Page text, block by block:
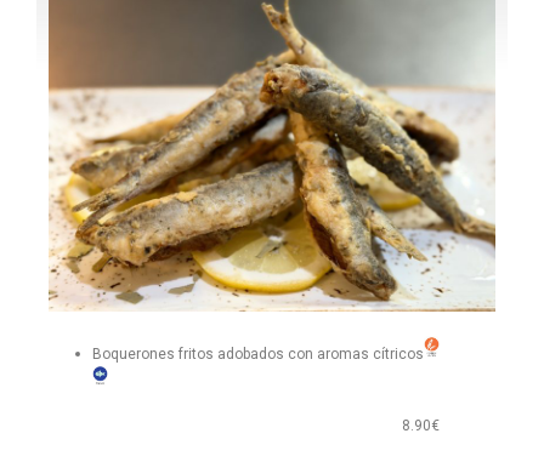
Boquerones fritos adobados con aromas cítricos
8.90€